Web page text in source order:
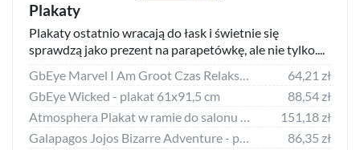
Plakaty
Plakaty ostatnio wracają do łask i świetnie się
sprawdzą jako prezent na parapetówkę, ale nie tylko....
GbEye Marvel I Am Groot Czas Relaksu - plakat 61x91,5 cm
64,21 zł
GbEye Wicked - plakat 61x91,5 cm
88,54 zł
Atmosphera Plakat w ramie do salonu CITY, 52 x 72 cm
151,18 zł
Galapagos Jojos Bizarre Adventure - plakat 53x158 cm
86,35 zł